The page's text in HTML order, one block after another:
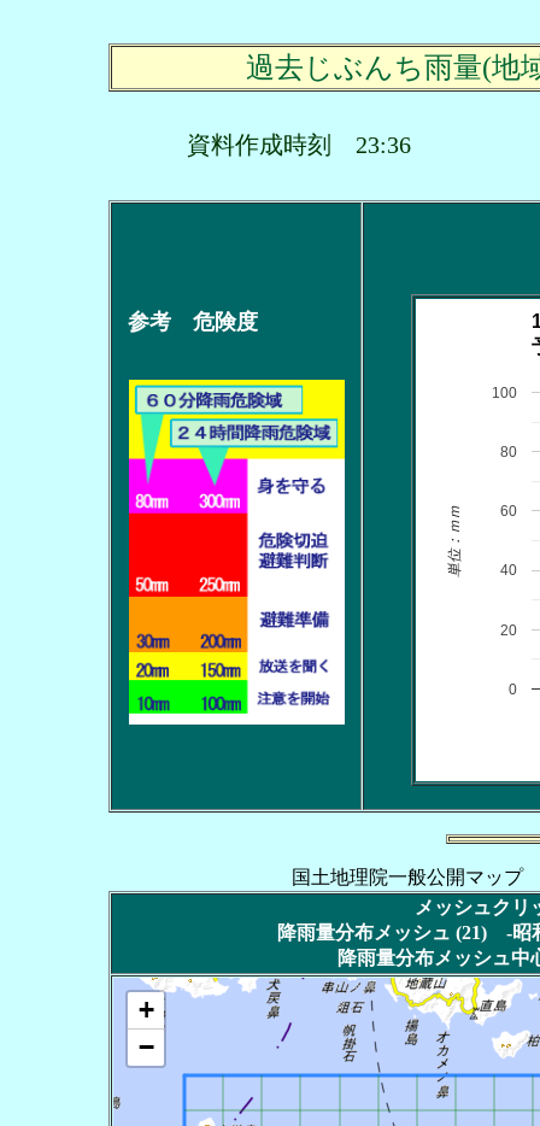
過去じぶんち雨量(地
資料作成時刻 23:36
参考 危険度
0
20
40
60
80
100
単位：ｍｍ
国土地理院一般公開マップ
メッシュクリ
降雨量分布メッシュ (21) -
降雨量分布メッシュ
+
−